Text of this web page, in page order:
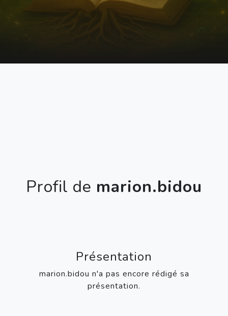
Profil de marion.bidou
Présentation
marion.bidou n'a pas encore rédigé sa
présentation.